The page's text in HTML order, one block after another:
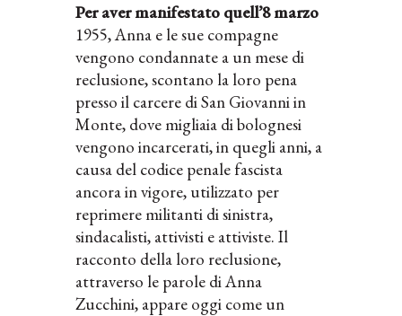
Per aver manifestato quell’8 marzo
1955, Anna e le sue compagne
vengono condannate a un mese di
reclusione, scontano la loro pena
presso il carcere di San Giovanni in
Monte, dove migliaia di bolognesi
vengono incarcerati, in quegli anni, a
causa del codice penale fascista
ancora in vigore, utilizzato per
reprimere militanti di sinistra,
sindacalisti, attivisti e attiviste. Il
racconto della loro reclusione,
attraverso le parole di Anna
Zucchini, appare oggi come un